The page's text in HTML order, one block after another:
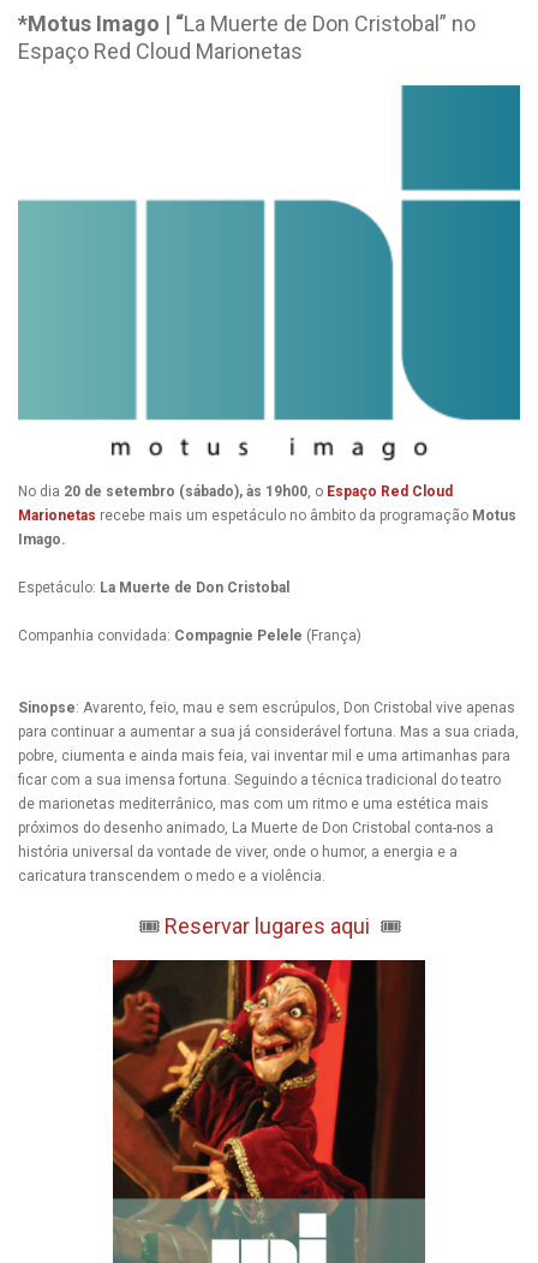
*Motus Imago | “La Muerte de Don Cristobal” no
Espaço Red Cloud Marionetas
No dia 20 de setembro (sábado), às 19h00, o Espaço Red Cloud
Marionetas recebe mais um espetáculo no âmbito da programação Motus
Imago.
Espetáculo: La Muerte de Don Cristobal
Companhia convidada: Compagnie Pelele (França)
Sinopse: Avarento, feio, mau e sem escrúpulos, Don Cristobal vive apenas
para continuar a aumentar a sua já considerável fortuna. Mas a sua criada,
pobre, ciumenta e ainda mais feia, vai inventar mil e uma artimanhas para
ficar com a sua imensa fortuna. Seguindo a técnica tradicional do teatro
de marionetas mediterrânico, mas com um ritmo e uma estética mais
próximos do desenho animado, La Muerte de Don Cristobal conta-nos a
história universal da vontade de viver, onde o humor, a energia e a
caricatura transcendem o medo e a violência.
🎟️ Reservar lugares aqui 🎟️